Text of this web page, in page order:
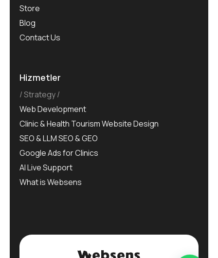
Store
Blog
Contact Us
Hizmetler
Strategy
Web Development
Clinic & Health Tourism Website Design
SEO & LLM SEO & GEO
Google Ads for Clinics
AI Live Support
What is Websens